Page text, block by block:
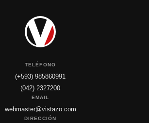
TELÉFONO
(+593) 985860991
(042) 2327200
EMAIL
webmaster@vistazo.com
DIRECCIÓN